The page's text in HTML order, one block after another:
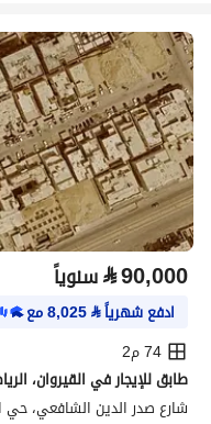
⃁90,000 سنوياً
ادفع شهرياً⃁
8,025مع
74 م2
طابق للإيجار في القيروان،
شارع صدر الدين الشافعي، حي